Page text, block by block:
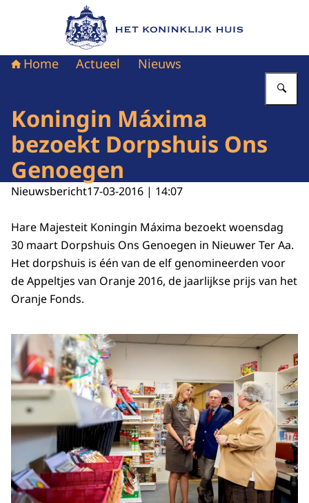
Naar de homepage van Het Koninklijk Huis
Home Actueel Nieuws
Koningin Máxima
bezoekt Dorpshuis Ons
Genoegen
Nieuwsbericht17-03-2016 | 14:07
Hare Majesteit Koningin Máxima bezoekt woensdag
30 maart Dorpshuis Ons Genoegen in Nieuwer Ter Aa.
Het dorpshuis is één van de elf genomineerden voor
de Appeltjes van Oranje 2016, de jaarlijkse prijs van het
Oranje Fonds.